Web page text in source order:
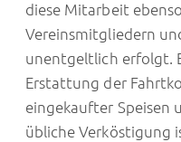
diese Mitarbeit
Vereinsmitgliedern
unentgeltlich erfolgt.
Erstattung der
eingekaufter Speisen
übliche Verköstigung